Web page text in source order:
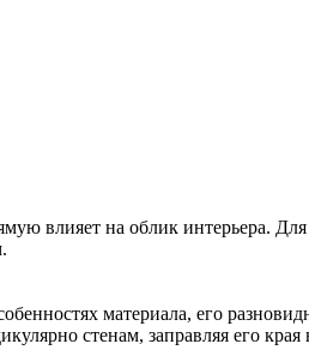
влияет на облик интерьера.
материала, его
стенам, заправляя его